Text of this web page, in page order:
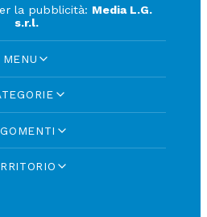
la pubblicità: Media L.G.
s.r.l.
MENU